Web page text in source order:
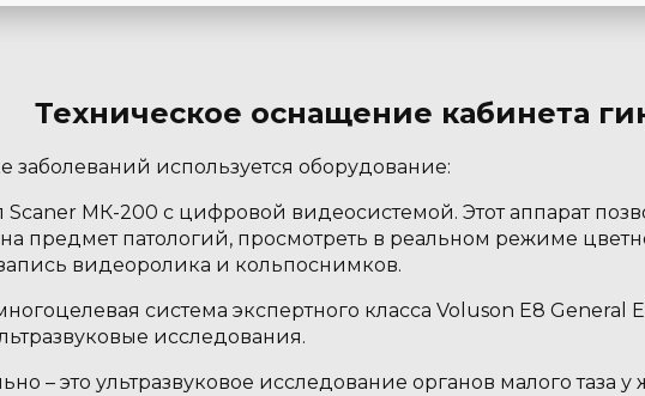
Техническое оснащение кабинета
заболеваний используется оборудование:
Scaner МК-200 с цифровой видеосистемой. Этот аппарат
предмет патологий, просмотреть в реальном режиме
видеоролика и кольпоснимков.
система экспертного класса Voluson E8
исследования.
– это ультразвуковое исследование органов малого таза